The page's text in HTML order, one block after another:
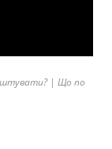
| Що по